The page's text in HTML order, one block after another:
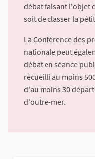
débat faisant l'objet
soit de classer la
La Conférence des
nationale peut
débat en séance
recueilli au moins
d'au moins 30
d'outre-mer.